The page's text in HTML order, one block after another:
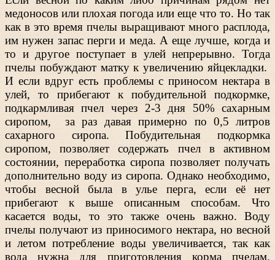
медоносов или плохая погода или еще что то. Но так
как в это время пчелы выращивают много расплода,
им нужен запас перги и меда. А еще лучше, когда и
то и другое поступает в улей непрерывно. Тогда
пчелы побуждают матку к увеличению яйцекладки.
И если вдруг есть проблемы с приносом нектара в
улей, то прибегают к побудительной подкормке,
подкармливая пчел через 2-3 дня 50% сахарным
сиропом, за раз давая примерно по 0,5 литров
сахарного сиропа. Побудительная подкормка
сиропом, позволяет содержать пчел в активном
состоянии, переработка сиропа позволяет получать
дополнительно воду из сиропа. Однако необходимо,
чтобы весной была в улье перга, если её нет
прибегают к выше описанным способам. Что
касается воды, то это также очень важно. Воду
пчелы получают из приносимого нектара, но весной
и летом потребление воды увеличивается, так как
вода нужна для приготовления корма пчелам.